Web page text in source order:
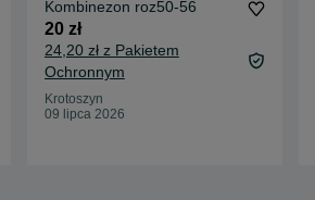
Kombinezon roz50-56
20 zł
24,20 zł z Pakietem
Ochronnym
Krotoszyn
09 lipca 2026